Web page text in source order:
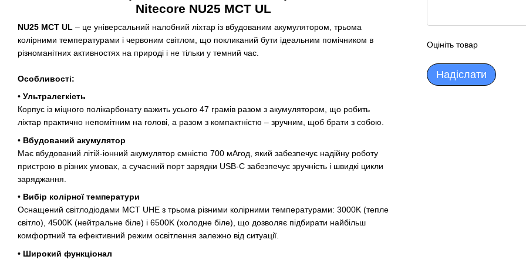
Nitecore NU25 MCT UL
NU25 MCT UL – це універсальний налобний ліхтар із вбудованим акумулятором, трьома
колірними температурами і червоним світлом, що покликаний бути ідеальним помічником в
різноманітних активностях на природі і не тільки у темний час.
Особливості:
• Ультралегкість
Корпус із міцного полікарбонату важить усього 47 грамів разом з акумулятором, що робить
ліхтар практично непомітним на голові, а разом з компактністю – зручним, щоб брати з собою.
• Вбудований акумулятор
Має вбудований літій-іонний акумулятор ємністю 700 мАгод, який забезпечує надійну роботу
пристрою в різних умовах, а сучасний порт зарядки USB-C забезпечує зручність і швидкі цикли
заряджання.
• Вибір колірної температури
Оснащений світлодіодами MCT UHE з трьома різними колірними температурами: 3000K (тепле
світло), 4500K (нейтральне біле) і 6500K (холодне біле), що дозволяє підбирати найбільш
комфортний та ефективний режим освітлення залежно від ситуації.
• Широкий функціонал
Оцініть товар
Надіслати